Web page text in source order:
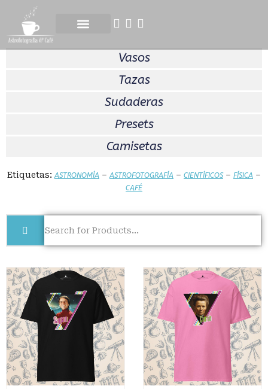
Vasos
Tazas
Sudaderas
Presets
Camisetas
Etiquetas: ASTRONOMÍA – ASTROFOTOGRAFÍA – CIENTÍFICOS– FÍSICA –
CAFÉ